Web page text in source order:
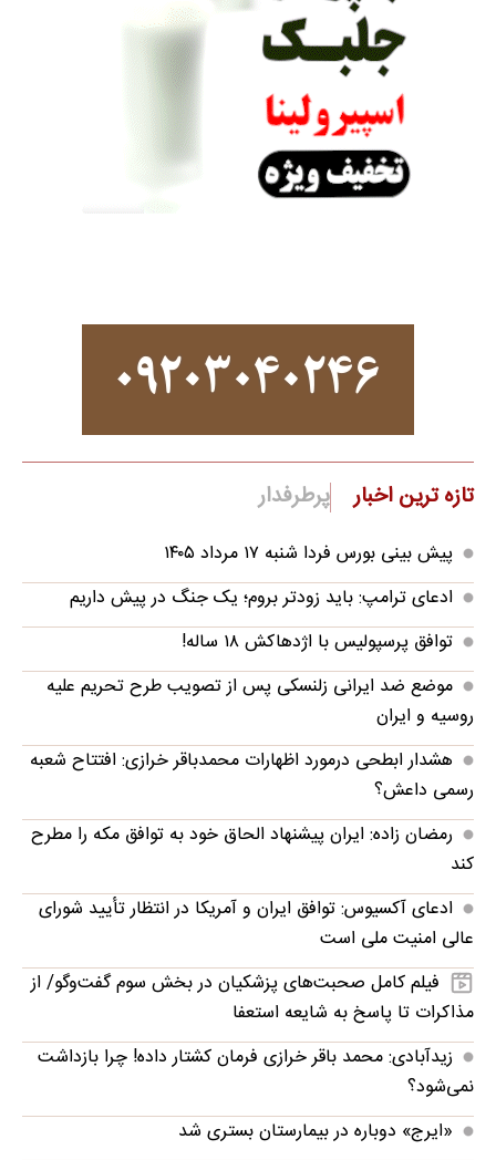
تازه ترین اخبار پرطرفدار
پیش بینی بورس فردا شنبه ۱۷ مرداد ۱۴۰۵
ادعای ترامپ: باید زودتر بروم؛ یک جنگ در پیش داریم
توافق پرسپولیس با اژدهاکش ۱۸ ساله!
موضع ضد ایرانی زلنسکی پس از تصویب طرح تحریم علیه
روسیه و ایران
هشدار ابطحی درمورد اظهارات محمدباقر خرازی: افتتاح شعبه
رسمی داعش؟
رمضان زاده: ایران پیشنهاد الحاق خود به توافق مکه را مطرح
کند
ادعای آکسیوس: توافق ایران و آمریکا در انتظار تأیید شورای
عالی امنیت ملی است
فیلم کامل صحبت‌های پزشکیان در بخش سوم گفت‌وگو/ از
مذاکرات تا پاسخ به شایعه استعفا
زیدآبادی: محمد باقر خرازی فرمان کشتار داده! چرا بازداشت
نمی‌شود؟
«ایرج» دوباره در بیمارستان بستری شد